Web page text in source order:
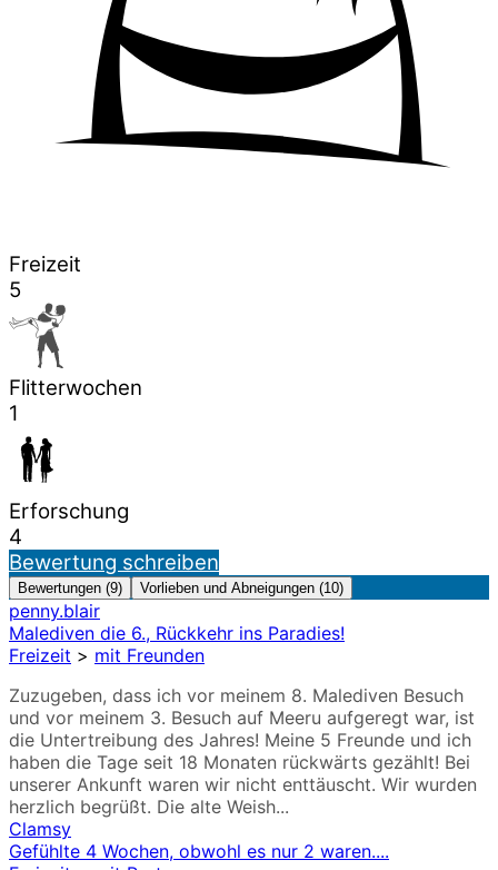
Freizeit
5
Flitterwochen
1
Erforschung
4
Bewertung schreiben
Bewertungen (9) Vorlieben und Abneigungen (10)
penny.blair
Malediven die 6., Rückkehr ins Paradies!
Freizeit > mit Freunden
Zuzugeben, dass ich vor meinem 8. Malediven Besuch
und vor meinem 3. Besuch auf Meeru aufgeregt war, ist
die Untertreibung des Jahres! Meine 5 Freunde und ich
haben die Tage seit 18 Monaten rückwärts gezählt! Bei
unserer Ankunft waren wir nicht enttäuscht. Wir wurden
herzlich begrüßt. Die alte Weish...
Clamsy
Gefühlte 4 Wochen, obwohl es nur 2 waren....